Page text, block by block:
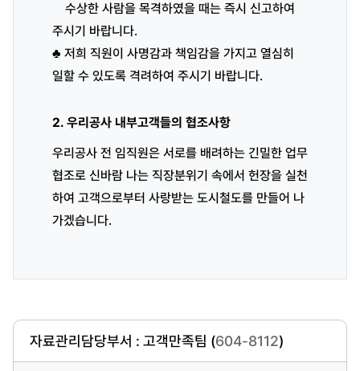
수상한 사람을 목격하였을 때는 즉시 신고하여
주시기 바랍니다.
♣ 저희 직원이 사명감과 책임감을 가지고 열심히
일할 수 있도록 격려하여 주시기 바랍니다.
2. 우리공사 내부고객들의 협조사항
우리공사 전 임직원은 서로를 배려하는 긴밀한 업무
협조로 신바람 나는 직장분위기 속에서 헌장을 실천
하여 고객으로부터 사랑받는 도시철도를 만들어 나
가겠습니다.
자료관리담당부서 : 고객만족팀 (604-8112)